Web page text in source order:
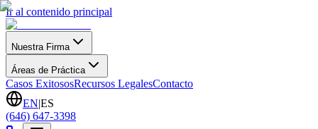
Ir al contenido principal
Nuestra Firma
Áreas de Práctica
Casos ExitososRecursos LegalesContacto
EN|ES
(646) 647-3398